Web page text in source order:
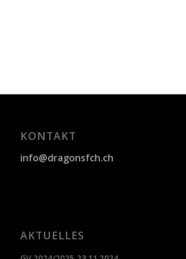
KONTAKT
info@dragonsfch.ch
AKTUELLES